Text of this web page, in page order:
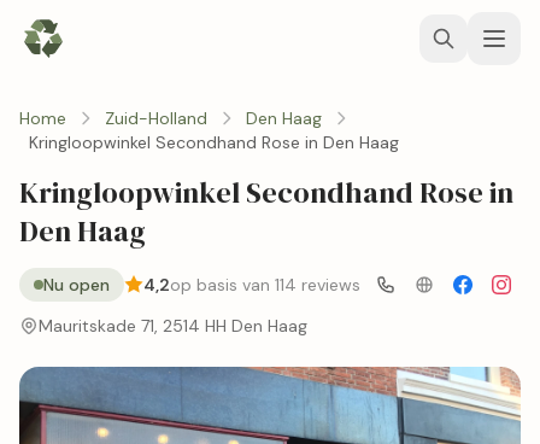
Home Zuid-Holland
Den Haag
Kringloopwinkel Secondhand Rose in Den Haag
Kringloopwinkel Secondhand Rose in
Den Haag
Nu open 4,2op basis van 114 reviews
Mauritskade 71, 2514 HH Den Haag